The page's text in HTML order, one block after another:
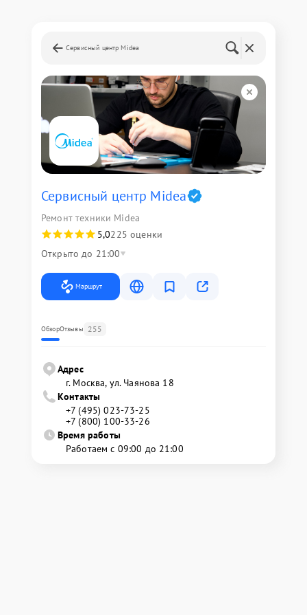
Сервисный центр Midea
Сервисный центр Midea
Ремонт техники Midea
5,0225 оценки
Открыто до 21:00
Маршрут
ОбзорОтзывы 255
Адрес
г. Москва, ул. Чаянова 18
Контакты
+7 (495) 023-73-25
+7 (800) 100-33-26
Время работы
Работаем с 09:00 до 21:00